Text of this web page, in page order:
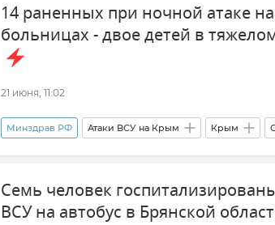
14 раненных при ночной атаке
больницах - двое детей в
21 июня, 11:02
Минздрав РФ Атаки ВСУ на Крым Крым
Атака ВСУ на Крым и Севастополь 21 июня 2026 года
Семь человек
ВСУ на автобус в Брянской